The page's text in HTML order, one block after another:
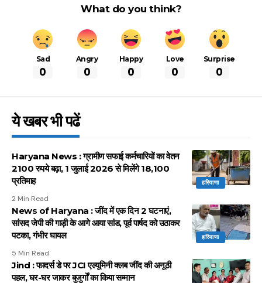
What do you think?
Sad
0
Angry
0
Happy
0
Love
0
Surprise
0
ये खबर भी पढें
हरियाणा
Haryana News : ग्रामीण सफाई कर्मचारियों का वेतन
2100 रुपये बढ़ा, 1 जुलाई 2026 से मिलेंगे 18,100
प्रतिमाह
2 Min Read
हरियाणा
News of Haryana : जींद में एक दिन 2 घटनाएं,
सांसद जेपी की गाड़ी के आगे आया सांड, पूर्व पार्षद को उठाकर
पटका, गंभीर घायल
5 Min Read
Jind : फादर्स डे पर JCI एल्यूमिनी क्लब जींद की अनूठी
पहल, घर-घर जाकर बुजुर्गों का किया सम्मान